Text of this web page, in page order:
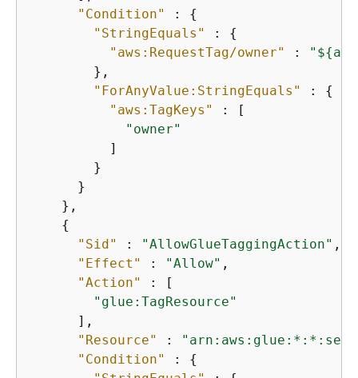
"Condition"
: {
"StringEquals"
: {
"aws:RequestTag/owner"
: "${
        },
"ForAnyValue:StringEquals"
: {
"aws:TagKeys"
: [
"owner"
          ]
        }
      }
    },
{
"Sid"
: "AllowGlueTaggingAction" ,
"Effect"
: "Allow" ,
"Action"
: [
"glue:TagResource"
      ],
"Resource"
:
"Condition"
: {